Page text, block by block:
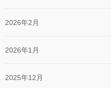
2026年2月
2026年1月
2025年12月